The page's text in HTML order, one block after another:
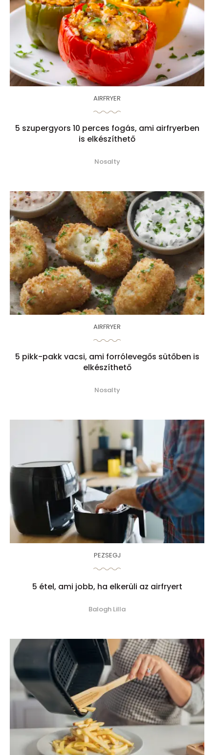
AIRFRYER
5 szupergyors 10 perces fogás, ami airfryerben
is elkészíthető
Nosalty
AIRFRYER
5 pikk-pakk vacsi, ami forrólevegős sütőben is
elkészíthető
Nosalty
PEZSEGJ
5 étel, ami jobb, ha elkerüli az airfryert
Balogh Lilla